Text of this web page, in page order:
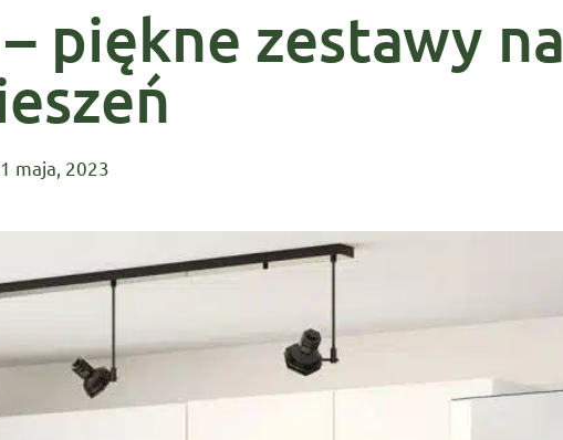
piękne zestawy na
maja, 2023